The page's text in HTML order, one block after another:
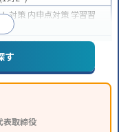
対策 内申点対策 学習習
対応1科目から受講可能
す
表取締役